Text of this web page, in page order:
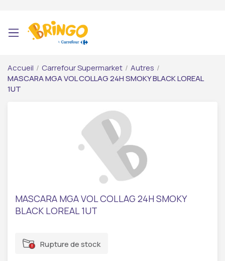
Accueil / Carrefour Supermarket / Autres /
MASCARA MGA VOL COLLAG 24H SMOKY BLACK LOREAL
1UT
MASCARA MGA VOL COLLAG 24H SMOKY
BLACK LOREAL 1UT
Rupture de stock